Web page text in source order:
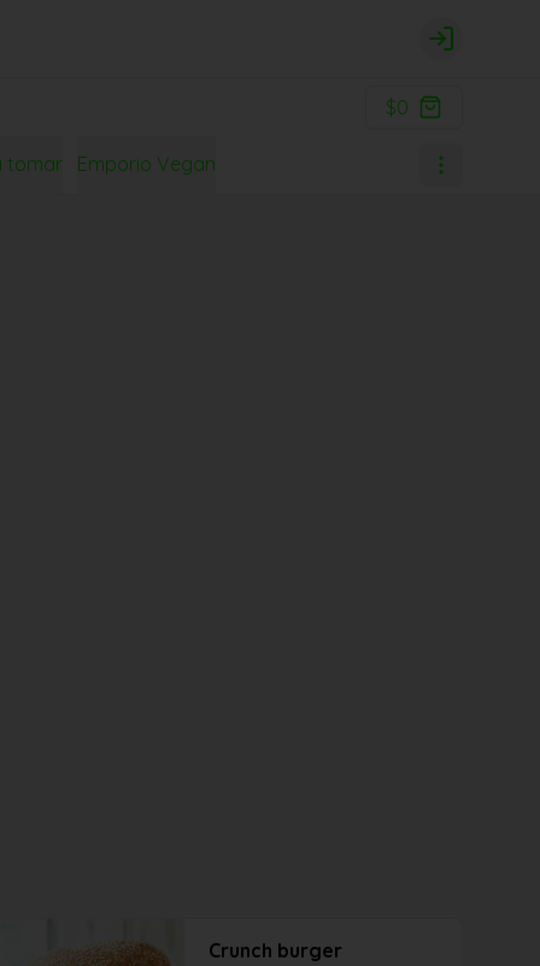
Login
$0
tomar Emporio Vegan
Crunch burger